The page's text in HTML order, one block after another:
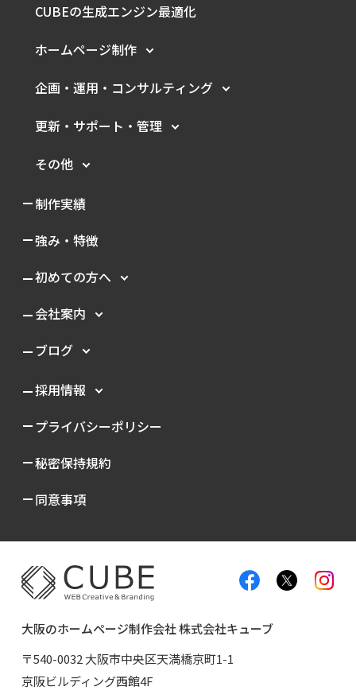
CUBEの生成エンジン最適化
ホームページ制作
企画・運用・ コンサルティング
更新・サポート・管理
その他
制作実績
強み・特徴
初めての方へ
会社案内
ブログ
採用情報
プライバシーポリシー
秘密保持規約
同意事項
大阪のホームページ制作会社 株式会社キューブ
〒540-0032 大阪市中央区天満橋京町1-1
京阪ビルディング西館4F